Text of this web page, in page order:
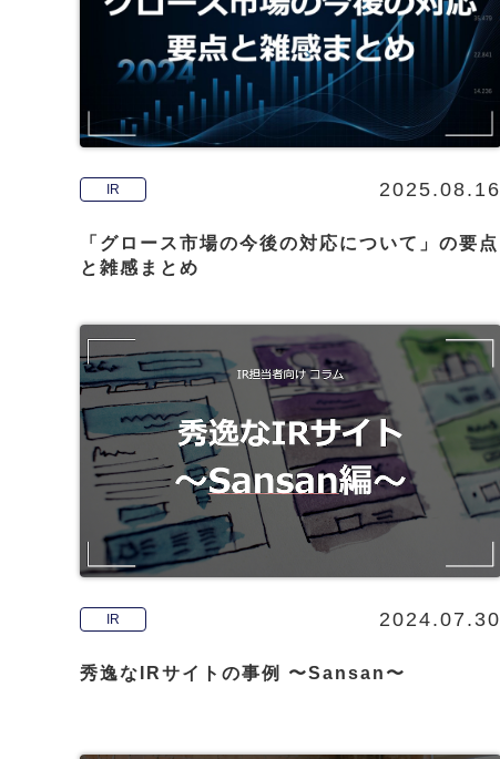
IR 2025.08.16
「グロース市場の今後の対応について」の要点
と雑感まとめ
IR 2024.07.30
秀逸なIRサイトの事例 〜Sansan〜